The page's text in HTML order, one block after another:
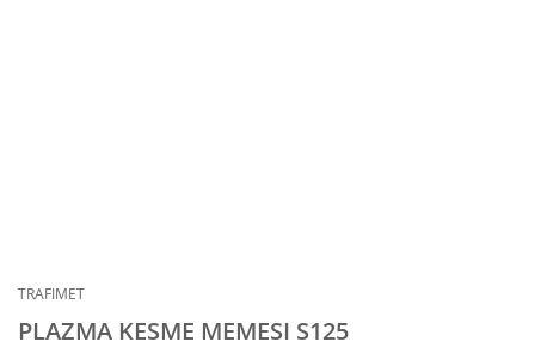
TRAFIMET
PLAZMA KESME MEMESI S125